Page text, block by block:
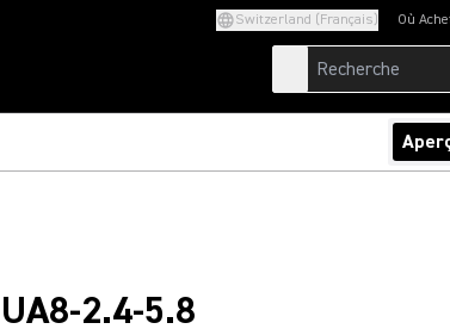
Switzerland (Français) Où
UA8-2.4-5.8